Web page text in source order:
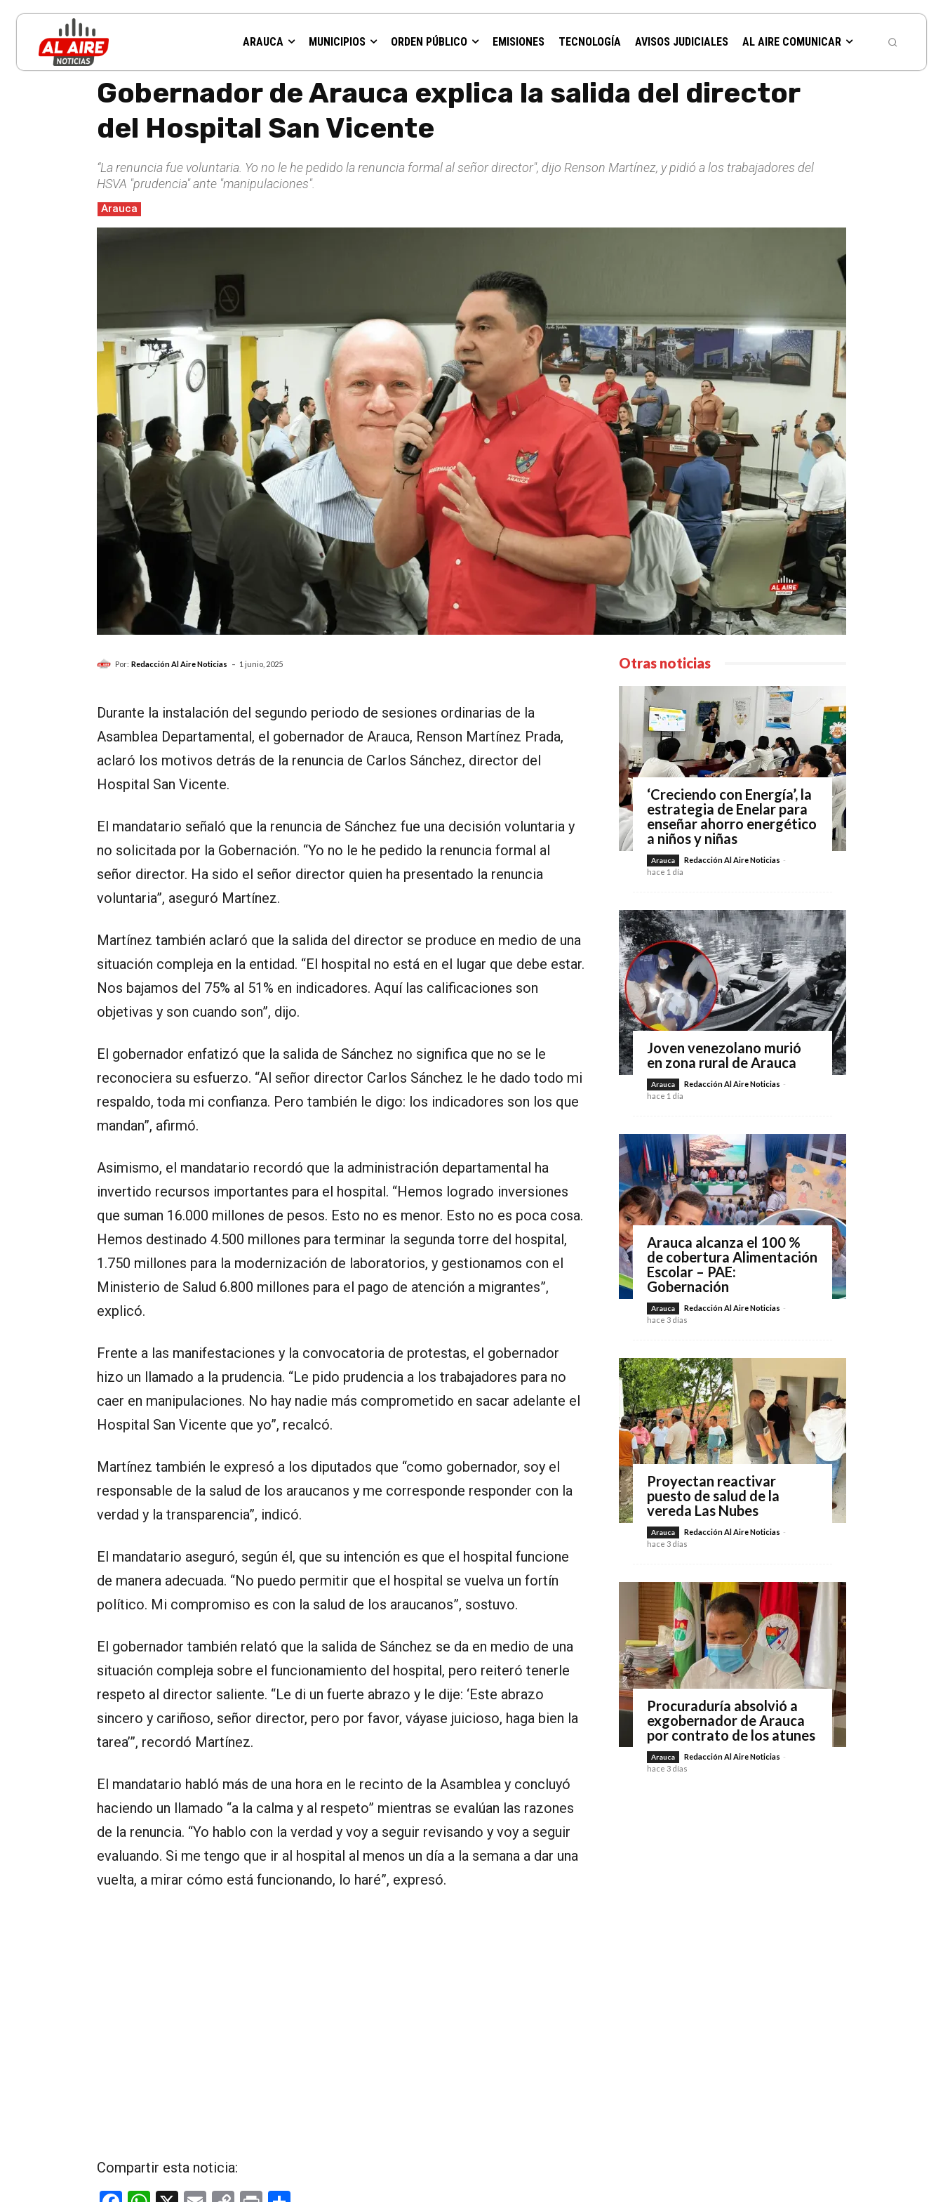
ARAUCA MUNICIPIOS ORDEN PÚBLICO EMISIONES TECNOLOGÍA AVISOS JUDICIALES AL AIRE COMUNICAR
Inicio
Gobernador de Arauca explica la salida del director
del Hospital San Vicente
“La renuncia fue voluntaria. Yo no le he pedido la renuncia formal al señor director", dijo Renson Martínez, y pidió a los trabajadores del
HSVA "prudencia" ante "manipulaciones".
Arauca
Por: Redacción Al Aire Noticias - 1 junio, 2025
Durante la instalación del segundo periodo de sesiones ordinarias de la
Asamblea Departamental, el gobernador de Arauca, Renson Martínez Prada,
aclaró los motivos detrás de la renuncia de Carlos Sánchez, director del
Hospital San Vicente.
El mandatario señaló que la renuncia de Sánchez fue una decisión voluntaria y
no solicitada por la Gobernación. “Yo no le he pedido la renuncia formal al
señor director. Ha sido el señor director quien ha presentado la renuncia
voluntaria”, aseguró Martínez.
Martínez también aclaró que la salida del director se produce en medio de una
situación compleja en la entidad. “El hospital no está en el lugar que debe estar.
Nos bajamos del 75% al 51% en indicadores. Aquí las calificaciones son
objetivas y son cuando son”, dijo.
El gobernador enfatizó que la salida de Sánchez no significa que no se le
reconociera su esfuerzo. “Al señor director Carlos Sánchez le he dado todo mi
respaldo, toda mi confianza. Pero también le digo: los indicadores son los que
mandan”, afirmó.
Asimismo, el mandatario recordó que la administración departamental ha
invertido recursos importantes para el hospital. “Hemos logrado inversiones
que suman 16.000 millones de pesos. Esto no es menor. Esto no es poca cosa.
Hemos destinado 4.500 millones para terminar la segunda torre del hospital,
1.750 millones para la modernización de laboratorios, y gestionamos con el
Ministerio de Salud 6.800 millones para el pago de atención a migrantes”,
explicó.
Frente a las manifestaciones y la convocatoria de protestas, el gobernador
hizo un llamado a la prudencia. “Le pido prudencia a los trabajadores para no
caer en manipulaciones. No hay nadie más comprometido en sacar adelante el
Hospital San Vicente que yo”, recalcó.
Martínez también le expresó a los diputados que “como gobernador, soy el
responsable de la salud de los araucanos y me corresponde responder con la
verdad y la transparencia”, indicó.
El mandatario aseguró, según él, que su intención es que el hospital funcione
de manera adecuada. “No puedo permitir que el hospital se vuelva un fortín
político. Mi compromiso es con la salud de los araucanos”, sostuvo.
El gobernador también relató que la salida de Sánchez se da en medio de una
situación compleja sobre el funcionamiento del hospital, pero reiteró tenerle
respeto al director saliente. “Le di un fuerte abrazo y le dije: ‘Este abrazo
sincero y cariñoso, señor director, pero por favor, váyase juicioso, haga bien la
tarea’”, recordó Martínez.
El mandatario habló más de una hora en le recinto de la Asamblea y concluyó
haciendo un llamado “a la calma y al respeto” mientras se evalúan las razones
de la renuncia. “Yo hablo con la verdad y voy a seguir revisando y voy a seguir
evaluando. Si me tengo que ir al hospital al menos un día a la semana a dar una
vuelta, a mirar cómo está funcionando, lo haré”, expresó.
Compartir esta noticia:
Otras noticias
‘Creciendo con Energía’, la
estrategia de Enelar para
enseñar ahorro energético
a niños y niñas
Arauca Redacción Al Aire Noticias -
hace 1 día
Joven venezolano murió
en zona rural de Arauca
Arauca Redacción Al Aire Noticias -
hace 1 día
Arauca alcanza el 100 %
de cobertura Alimentación
Escolar – PAE:
Gobernación
Arauca Redacción Al Aire Noticias -
hace 3 días
Proyectan reactivar
puesto de salud de la
vereda Las Nubes
Arauca Redacción Al Aire Noticias -
hace 3 días
Procuraduría absolvió a
exgobernador de Arauca
por contrato de los atunes
Arauca Redacción Al Aire Noticias -
hace 3 días